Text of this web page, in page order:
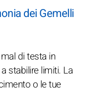
dei Gemelli
di testa in
stabilire limiti. La
o le tue